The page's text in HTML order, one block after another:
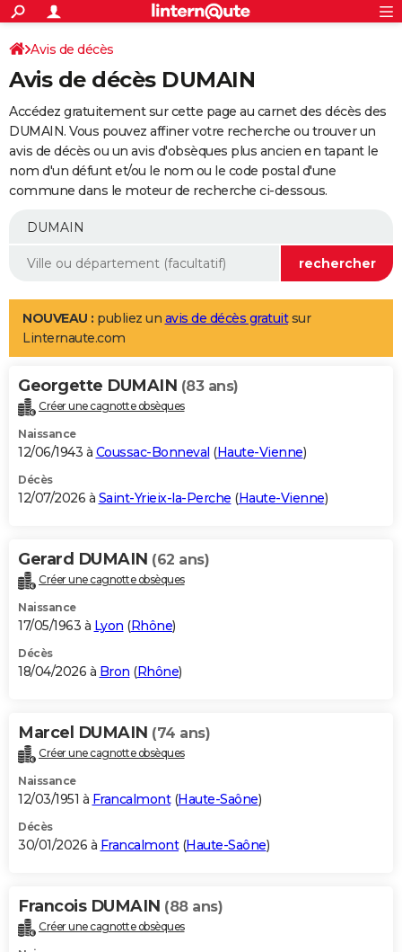
ACTUALITÉS
Politique
Société
Faits Divers
Education
Monde
Villes
+
SPORT
Coupe du monde 2026
Football
Tennis
Cyclisme
Rugby
Forum
Programme TV
TNT
Streaming
Cinéma
Sorties cinéma
Musique
+
FINANCE
Retraite
Epargne
Immobilier
Risques naturels par ville
Banque
Assurance
AUTO
Essais
Réserver un essai
Citadines
Berlines
SUV
Forum auto
+
Mobiles
Meilleur smartphone
Internet
Ordinateurs
Jeux vidéo
Guide high-tech
Aménagement intérieur
LIFESTYLE
Art de vivre
Bien-être
Loisirs
Mode
Modes de vie
Alimentation
Guide de la santé
Maladies
Médicaments
Sommeil
VOYAGE
Destinations
City break
Voyage nature
Voyage de noces
Forum
Climat
+PHOTO
GUIDES D'ACHAT
BONS PLANS
Carte de Noël
Carte Bonne année
Carte Saint-Valentin
Carte Pâques
Carte d'anniversaire
DICTIONNAIRE
Dictionnaire
Biographies
Citations
Expressions
Proverbes
PROGRAMME TV
S'inscrire
Se connecter
Lycées
Collèges
Primaires
Universités
Entreprises
Service militaire
Avis de recherche
AVIS DE DÉCÈS
Bricolage
Lifestyle
Culture
Sport
Auto
Television
Voyage
Cinema
Avis de décès
Avis de décès DUMAIN
Accédez gratuitement sur cette page au carnet des décès des
DUMAIN. Vous pouvez affiner votre recherche ou trouver un
avis de décès ou un avis d'obsèques plus ancien en tapant le
nom d'un défunt et/ou le nom ou le code postal d'une
commune dans le moteur de recherche ci-dessous.
NOUVEAU : publiez un avis de décès gratuitsur
Linternaute.com
Georgette DUMAIN (83 ans)
Créer une cagnotte obsèques
Naissance
12/06/1943 à Coussac-Bonneval (Haute-Vienne)
Décès
12/07/2026 à Saint-Yrieix-la-Perche (Haute-Vienne)
Gerard DUMAIN (62 ans)
Créer une cagnotte obsèques
Naissance
17/05/1963 à Lyon (Rhône)
Décès
18/04/2026 à Bron (Rhône)
Marcel DUMAIN (74 ans)
Créer une cagnotte obsèques
Naissance
12/03/1951 à Francalmont(Haute-Saône)
Décès
30/01/2026 à Francalmont(Haute-Saône)
Francois DUMAIN (88 ans)
Créer une cagnotte obsèques